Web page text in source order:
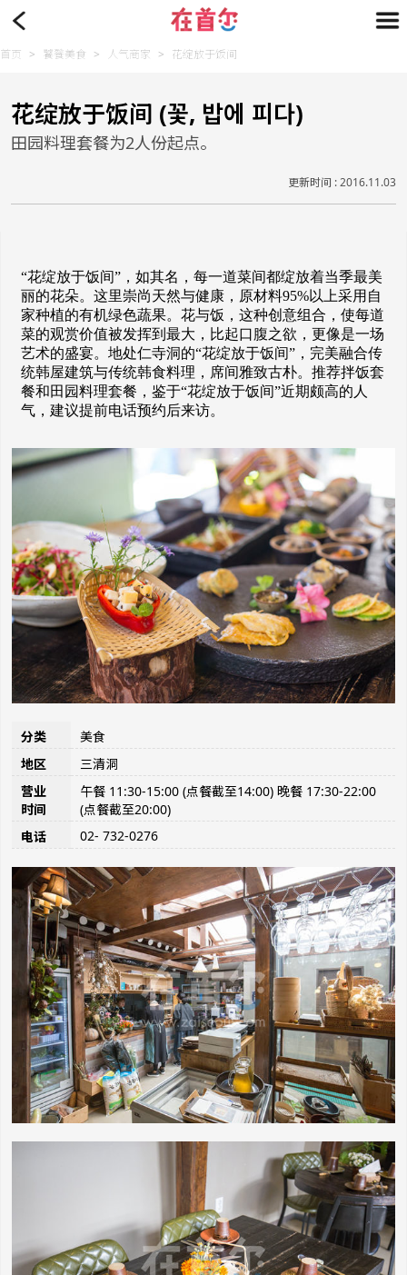
首页 > 饕餮美食 > 人气商家 > 花绽放于饭间
花绽放于饭间 (꽃, 밥에 피다)
田园料理套餐为2人份起点。
更新时间 : 2016.11.03
“花绽放于饭间”，如其名，每一道菜间都绽放着当季最美
丽的花朵。这里崇尚天然与健康，原材料95%以上采用自
家种植的有机绿色蔬果。花与饭，这种创意组合，使每道
菜的观赏价值被发挥到最大，比起口腹之欲，更像是一场
艺术的盛宴。地处仁寺洞的“花绽放于饭间”，完美融合传
统韩屋建筑与传统韩食料理，席间雅致古朴。推荐拌饭套
餐和田园料理套餐，鉴于“花绽放于饭间”近期颇高的人
气，建议提前电话预约后来访。
分类
美食
地区
三清洞
营业
时间
午餐 11:30-15:00 (点餐截至14:00) 晚餐 17:30-22:00
(点餐截至20:00)
电话
02- 732-0276